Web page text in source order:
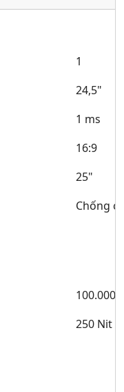
1
24,5"
1 ms
16:9
25"
Chống
250 Nit